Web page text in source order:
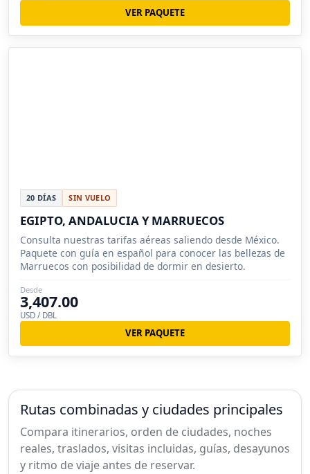
VER PAQUETE
20 DÍAS SIN VUELO
EGIPTO, ANDALUCIA Y MARRUECOS
Consulta nuestras tarifas aéreas saliendo desde México.
Paquete con guía en español para conocer las bellezas de
Marruecos con posibilidad de dormir en desierto.
Desde
3,407.00
USD / DBL
VER PAQUETE
Rutas combinadas y ciudades principales
Compara itinerarios, orden de ciudades, noches
reales, traslados, visitas incluidas, guías, desayunos
y ritmo de viaje antes de reservar.